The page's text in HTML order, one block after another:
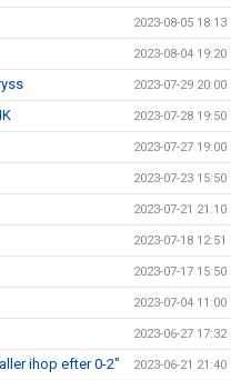
2023-08-05 18:13
2023-08-04 19:20
2023-07-29 20:00
2023-07-28 19:50
2023-07-27 19:00
2023-07-23 15:50
2023-07-21 21:10
2023-07-18 12:51
2023-07-17 15:50
2023-07-04 11:00
2023-06-27 17:32
ihop efter 0-2" 2023-06-21 21:40